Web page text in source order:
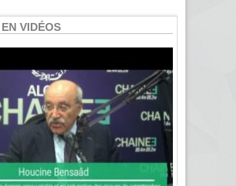
VIDÉOS